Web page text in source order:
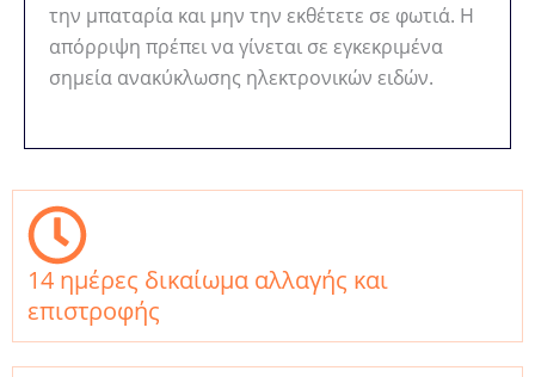
την μπαταρία και μην την εκθέτετε σε φωτιά. Η
απόρριψη πρέπει να γίνεται σε εγκεκριμένα
σημεία ανακύκλωσης ηλεκτρονικών ειδών.
14 ημέρες δικαίωμα αλλαγής και
επιστροφής